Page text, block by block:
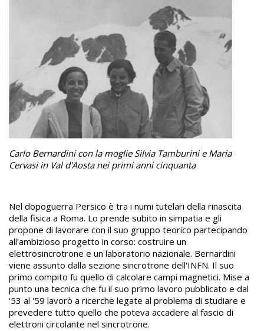
Carlo Bernardini con la moglie Silvia Tamburini e Maria
Cervasi in Val d'Aosta nei primi anni cinquanta
Nel dopoguerra Persico è tra i numi tutelari della rinascita
della fisica a Roma. Lo prende subito in simpatia e gli
propone di lavorare con il suo gruppo teorico partecipando
all'ambizioso progetto in corso: costruire un
elettrosincrotrone e un laboratorio nazionale. Bernardini
viene assunto dalla sezione sincrotrone dell'INFN. Il suo
primo compito fu quello di calcolare campi magnetici. Mise a
punto una tecnica che fu il suo primo lavoro pubblicato e dal
'53 al '59 lavorò a ricerche legate al problema di studiare e
prevedere tutto quello che poteva accadere al fascio di
elettroni circolante nel sincrotrone.